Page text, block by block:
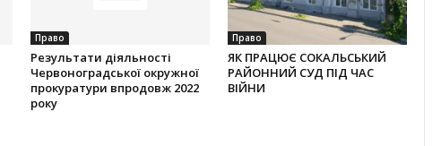
Право
Результати діяльності
Червоноградської окружної
прокуратури впродовж 2022
року
Право
ЯК ПРАЦЮЄ СОКАЛЬСЬКИЙ
РАЙОННИЙ СУД ПІД ЧАС
ВІЙНИ